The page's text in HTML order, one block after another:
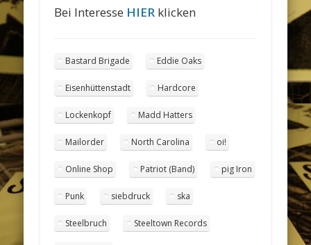
Bei Interesse HIER klicken
Bastard Brigade Eddie Oaks
Eisenhüttenstadt Hardcore
Lockenkopf Madd Hatters
Mailorder North Carolina oi!
Online Shop Patriot (Band) pig Iron
Punk siebdruck ska
Steelbruch Steeltown Records